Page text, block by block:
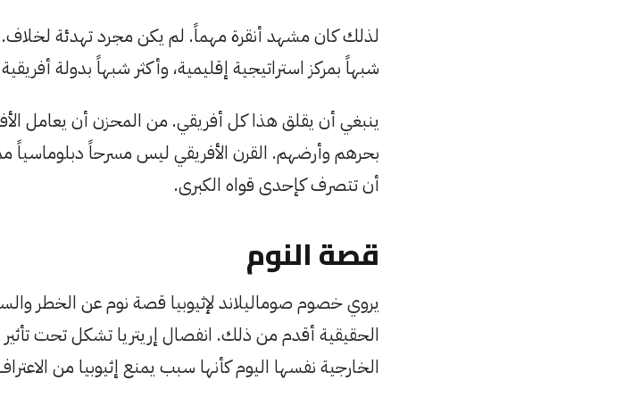
لذلك كان مشهد أنقرة مهماً. لم يكن مجرد تهدئة
شبهاً بمركز استراتيجية إقليمية، وأكثر شبهاً بدولة
ينبغي أن يقلق هذا كل أفريقي. من المحزن أن يعامل
بحرهم وأرضهم. القرن الأفريقي ليس مسرحاً دبلوماسياً
أن تتصرف كإحدى قواه الكبرى.
قصة النوم
يروي خصوم صوماليلاند لإثيوبيا قصة نوم عن الخطر
الحقيقية أقدم من ذلك. انفصال إريتريا تشكل تحت تأثير
الخارجية نفسها اليوم كأنها سبب يمنع إثيوبيا من